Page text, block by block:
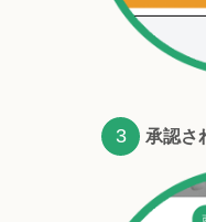
3 承認さ